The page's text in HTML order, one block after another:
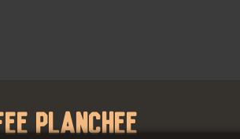
Planchee